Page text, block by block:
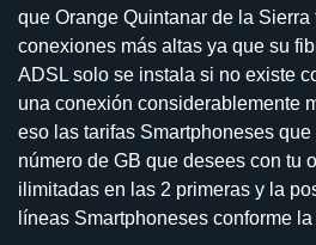
que Orange Quintanar de la
conexiones más altas ya que su
ADSL solo se instala si no existe
una conexión considerablemente
eso las tarifas Smartphoneses que
número de GB que desees con tu
ilimitadas en las 2 primeras y la
líneas Smartphoneses conforme la